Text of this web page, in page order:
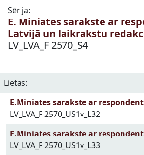
Sērija:
E. Miniates sarakste ar
Latvijā un laikrakstu
LV_LVA_F 2570_S4
Lietas:
E.Miniates sarakste ar
LV_LVA_F 2570_US1v_L32
E.Miniates sarakste ar
LV_LVA_F 2570_US1v_L33